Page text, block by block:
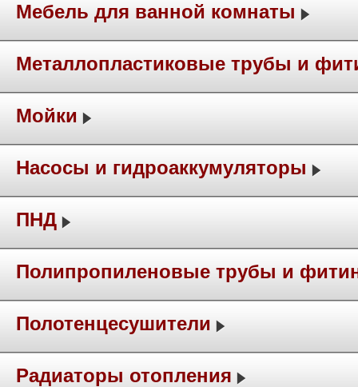
Мебель для ванной комнаты
Металлопластиковые трубы и
Мойки
Насосы и гидроаккумуляторы
ПНД
Полипропиленовые трубы и
Полотенцесушители
Радиаторы отопления